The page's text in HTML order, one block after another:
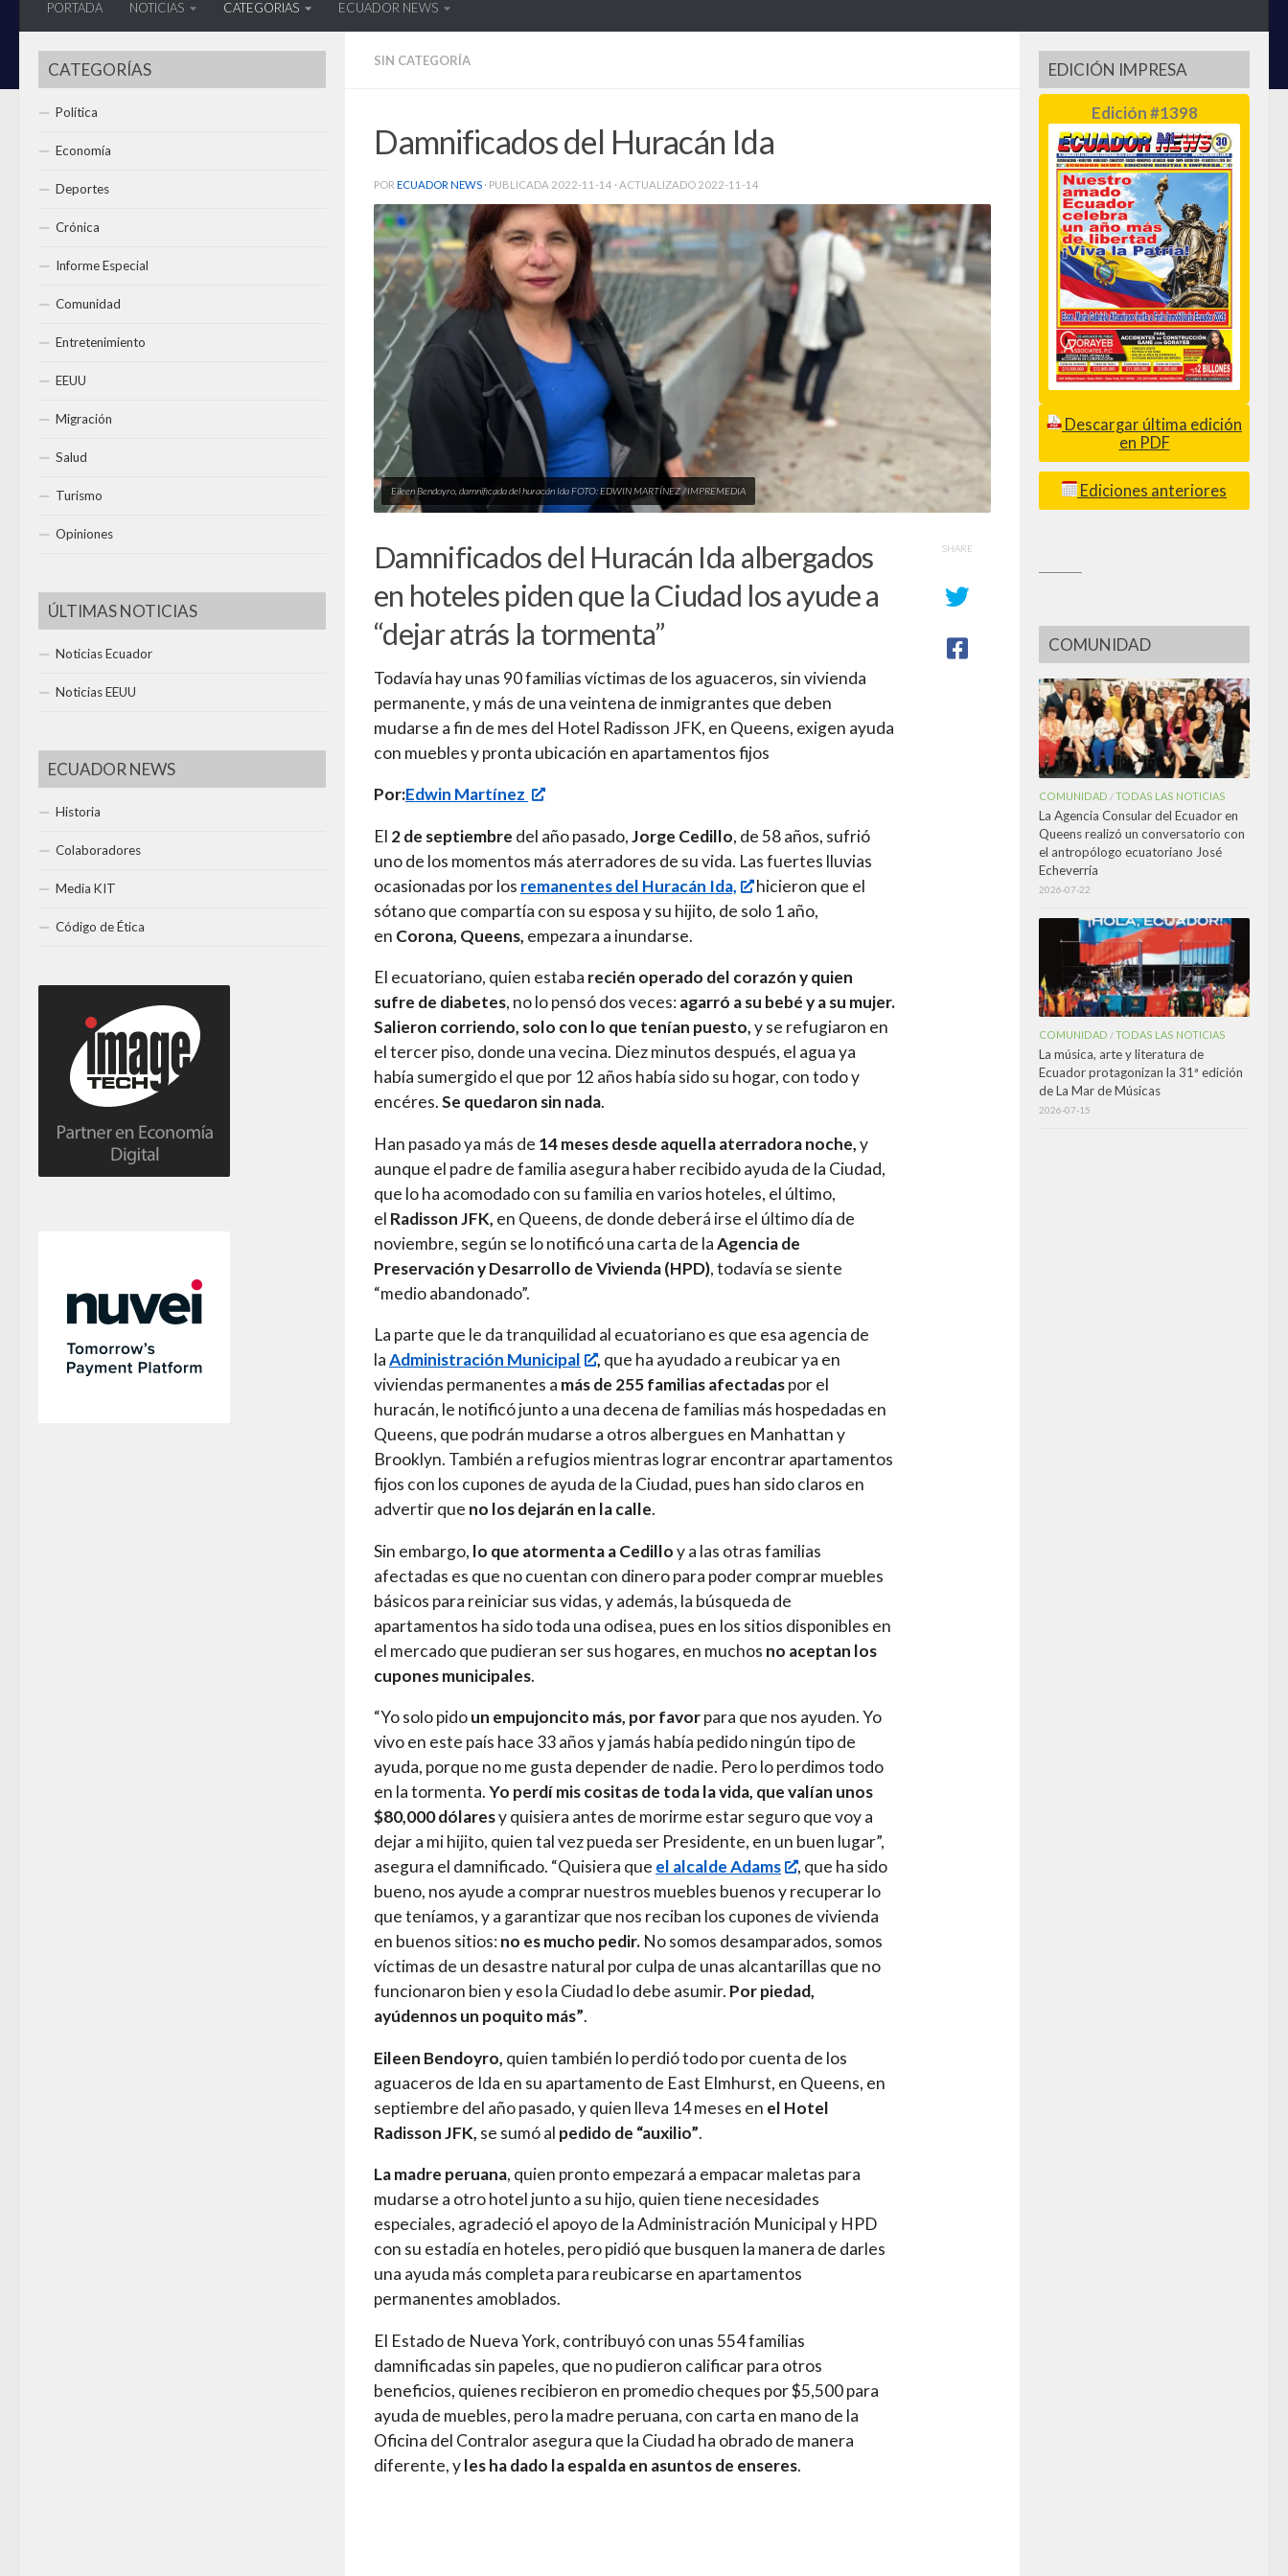
PORTADA NOTICIAS CATEGORIAS ECUADOR NEWS
SIN CATEGORÍA
Damnificados del Huracán Ida
POR ECUADOR NEWS · PUBLICADA 2022-11-14 · ACTUALIZADO 2022-11-14
Eileen Bendoyro, damnificada del huracán Ida FOTO: EDWIN MARTÍNEZ / IMPREMEDIA
Damnificados del Huracán Ida albergados
en hoteles piden que la Ciudad los ayude a
“dejar atrás la tormenta”
Todavía hay unas 90 familias víctimas de los aguaceros, sin vivienda
permanente, y más de una veintena de inmigrantes que deben
mudarse a fin de mes del Hotel Radisson JFK, en Queens, exigen ayuda
con muebles y pronta ubicación en apartamentos fijos
Por:Edwin Martínez
El 2 de septiembre del año pasado,Jorge Cedillo, de 58 años, sufrió
uno de los momentos más aterradores de su vida. Las fuertes lluvias
ocasionadas por los remanentes del Huracán Ida,
hicieron que el
sótano que compartía con su esposa y su hijito, de solo 1 año,
en Corona, Queens, empezara a inundarse.
El ecuatoriano, quien estaba recién operado del corazón y quien
sufre de diabetes, no lo pensó dos veces:agarró a su bebé y a su mujer.
Salieron corriendo, solo con lo que tenían puesto,y se refugiaron en
el tercer piso, donde una vecina. Diez minutos después, el agua ya
había sumergido el que por 12 años había sido su hogar, con todo y
encéres.Se quedaron sin nada.
Han pasado ya más de 14 meses desde aquella aterradora noche,y
aunque el padre de familia asegura haber recibido ayuda de la Ciudad,
que lo ha acomodado con su familia en varios hoteles, el último,
el Radisson JFK, en Queens, de donde deberá irse el último día de
noviembre, según se lo notificó una carta de laAgencia de
Preservación y Desarrollo de Vivienda (HPD), todavía se siente
“medio abandonado”.
La parte que le da tranquilidad al ecuatoriano es que esa agencia de
laAdministración Municipal , que ha ayudado a reubicar ya en
viviendas permanentes a más de 255 familias afectadaspor el
huracán, le notificó junto a una decena de familias más hospedadas en
Queens, que podrán mudarse a otros albergues en Manhattan y
Brooklyn. También a refugios mientras lograr encontrar apartamentos
fijos con los cupones de ayuda de la Ciudad, pues han sido claros en
advertir que no los dejarán en la calle.
Sin embargo, lo que atormenta a Cedilloy a las otras familias
afectadas es que no cuentan con dinero para poder comprar muebles
básicos para reiniciar sus vidas, y además, la búsqueda de
apartamentos ha sido toda una odisea, pues en los sitios disponibles en
el mercado que pudieran ser sus hogares, en muchos no aceptan los
cupones municipales.
“Yo solo pidoun empujoncito más, por favorpara que nos ayuden. Yo
vivo en este país hace 33 años y jamás había pedido ningún tipo de
ayuda, porque no me gusta depender de nadie. Pero lo perdimos todo
en la tormenta.Yo perdí mis cositas de toda la vida, que valían unos
$80,000 dólaresy quisiera antes de morirme estar seguro que voy a
dejar a mi hijito, quien tal vez pueda ser Presidente, en un buen lugar”,
asegura el damnificado. “Quisiera que el alcalde Adams
, que ha sido
bueno, nos ayude a comprar nuestros muebles buenos y recuperar lo
que teníamos, y a garantizar que nos reciban los cupones de vivienda
en buenos sitios:no es mucho pedir. No somos desamparados, somos
víctimas de un desastre natural por culpa de unas alcantarillas que no
funcionaron bien y eso la Ciudad lo debe asumir. Por piedad,
ayúdennos un poquito más”.
Eileen Bendoyro, quien también lo perdió todo por cuenta de los
aguaceros de Ida en su apartamento de East Elmhurst, en Queens, en
septiembre del año pasado, y quien lleva 14 meses en el Hotel
Radisson JFK, se sumó al pedido de “auxilio”.
La madre peruana, quien pronto empezará a empacar maletas para
mudarse a otro hotel junto a su hijo, quien tiene necesidades
especiales, agradeció el apoyo de la Administración Municipal y HPD
con su estadía en hoteles, pero pidió que busquen la manera de darles
una ayuda más completa para reubicarse en apartamentos
permanentes amoblados.
El Estado de Nueva York, contribuyó con unas 554 familias
damnificadas sin papeles, que no pudieron calificar para otros
beneficios, quienes recibieron en promedio cheques por $5,500 para
ayuda de muebles, pero la madre peruana, con carta en mano de la
Oficina del Contralor asegura que la Ciudad ha obrado de manera
diferente, yles ha dado la espalda en asuntos de enseres.
SHARE
CATEGORÍAS
Política
Economía
Deportes
Crónica
Informe Especial
Comunidad
Entretenimiento
EEUU
Migración
Salud
Turismo
Opiniones
ÚLTIMAS NOTICIAS
Noticias Ecuador
Noticias EEUU
ECUADOR NEWS
Historia
Colaboradores
Media KIT
Código de Ética
EDICIÓN IMPRESA
Edición #1398
Descargar última edición
en PDF
Ediciones anteriores
COMUNIDAD
COMUNIDAD /TODAS LAS NOTICIAS
La Agencia Consular del Ecuador en
Queens realizó un conversatorio con
el antropólogo ecuatoriano José
Echeverría
2026-07-22
COMUNIDAD /TODAS LAS NOTICIAS
La música, arte y literatura de
Ecuador protagonizan la 31ª edición
de La Mar de Músicas
2026-07-15